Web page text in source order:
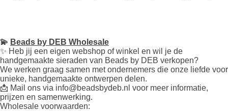
💫 Beads by DEB Wholesale
✨️ Heb jij een eigen webshop of winkel en wil je de
handgemaakte sieraden van Beads by DEB verkopen?
We werken graag samen met ondernemers die onze liefde voor
unieke, handgemaakte ontwerpen delen.
📩 Mail ons via info@beadsbydeb.nl voor meer informatie,
prijzen en samenwerking.
Wholesale voorwaarden: